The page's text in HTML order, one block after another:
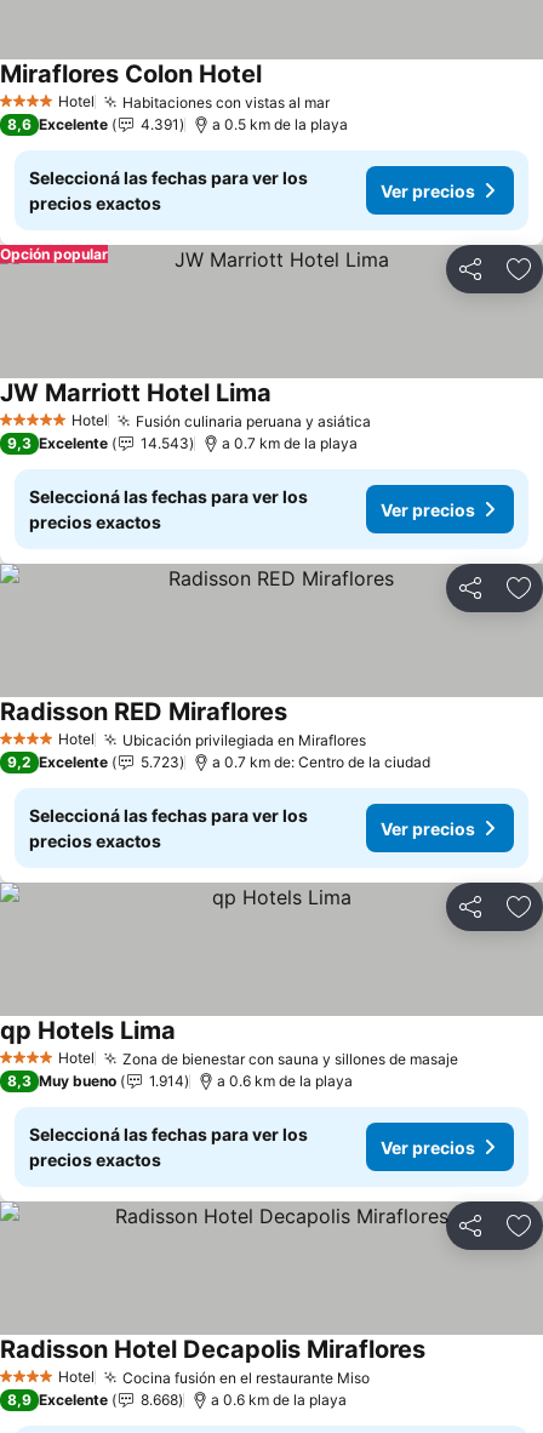
4 EstrellasHotel Habitaciones con vistas al mar
Miraflores Colon Hotel
8,6 Excelente 4.391 a 0.5 km de la playa
Seleccioná las fechas para ver los
precios exactos
Ver precios
Compartir
Opción popular
5 Estrellas Hotel Fusión culinaria peruana y asiática
JW Marriott Hotel Lima
9,3 Excelente 14.543 a 0.7 km de la playa
Seleccioná las fechas para ver los
precios exactos
Ver precios
Compartir
4 EstrellasHotel Ubicación privilegiada en Miraflores
Radisson RED Miraflores
9,2 Excelente 5.723 a 0.7 km de: Centro de la ciudad
Seleccioná las fechas para ver los
precios exactos
Ver precios
Compartir
4 EstrellasHotel Zona de bienestar con sauna y sillones de masaje
qp Hotels Lima
8,3 Muy bueno 1.914 a 0.6 km de la playa
Seleccioná las fechas para ver los
precios exactos
Ver precios
Compartir
4 EstrellasHotel Cocina fusión en el restaurante Miso
Radisson Hotel Decapolis Miraflores
8,9 Excelente 8.668 a 0.6 km de la playa